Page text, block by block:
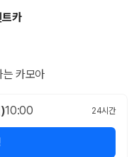
카
는 카모아
10:00 24시간